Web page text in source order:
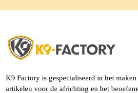
K9 Factory is gespecialiseerd in het
artikelen voor de africhting en het